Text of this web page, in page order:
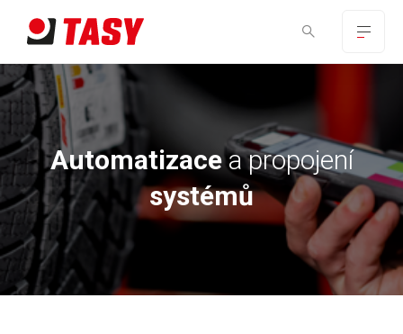
Automatizacea propojení
systémů